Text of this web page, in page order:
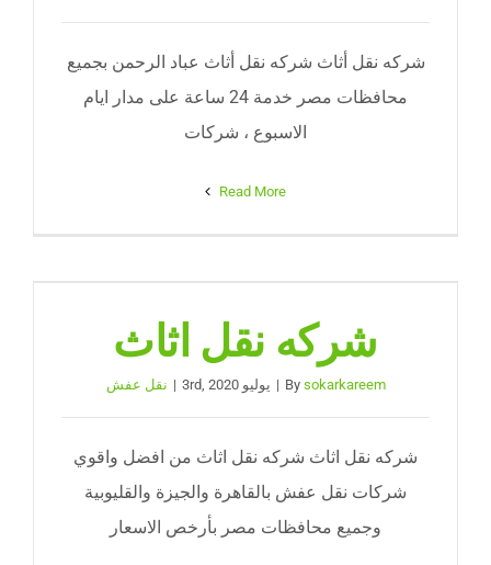
شركه نقل أثاث شركه نقل أثاث عباد الرحمن بجميع
محافظات مصر خدمة 24 ساعة على مدار ايام
الاسبوع ، شركات
Read More
شركه نقل اثاث
By sokarkareem
| يوليو 3rd, 2020 | نقل عفش
شركه نقل اثاث شركه نقل اثاث من افضل واقوي
شركات نقل عفش بالقاهرة والجيزة والقليوبية
وجميع محافظات مصر بأرخص الاسعار